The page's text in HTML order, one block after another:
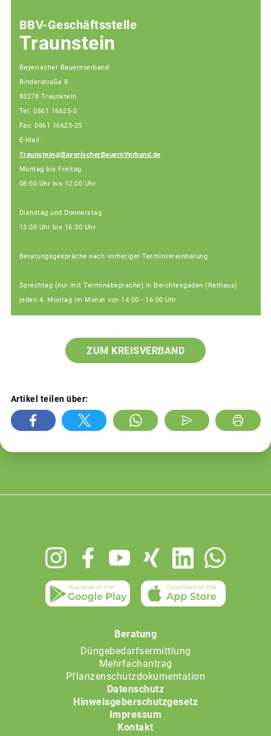
BBV-Geschäftsstelle
Traunstein
Bayerischer Bauernverband
Binderstraße 8
83278 Traunstein
Tel: 0861 16625-0
Fax: 0861 16625-25
E-Mail:
Traunstein@BayerischerBauernVerband.de
Montag bis Freitag
08:00 Uhr bis 12:00 Uhr
Dienstag und Donnerstag
13:00 Uhr bis 16:30 Uhr
Beratungsgespräche nach vorheriger Terminvereinbarung
Sprechtag (nur mit Terminabsprache) in Berchtesgaden (Rathaus)
jeden 4. Montag im Monat von 14:00 - 16:00 Uhr
ZUM KREISVERBAND
Artikel teilen über:
Beratung
Düngebedarfsermittlung
Mehrfachantrag
Pflanzenschutzdokumentation
Datenschutz
Hinweisgeberschutzgesetz
Impressum
Kontakt